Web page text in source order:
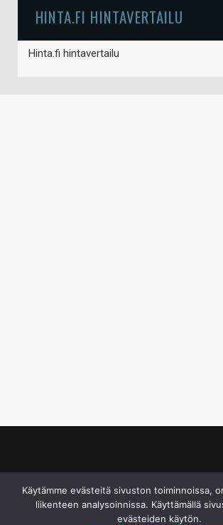
HINTA.FI HINTAVERTAILU
Hinta.fi hintavertailu
Käytämme evästeitä sivuston toiminnoissa,
liikenteen analysoinnissa. Käyttämällä
evästeiden käytön.